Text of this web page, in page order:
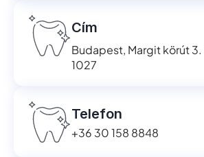
Cím
Budapest, Margit körút
1027
Telefon
+36 30 158 8848